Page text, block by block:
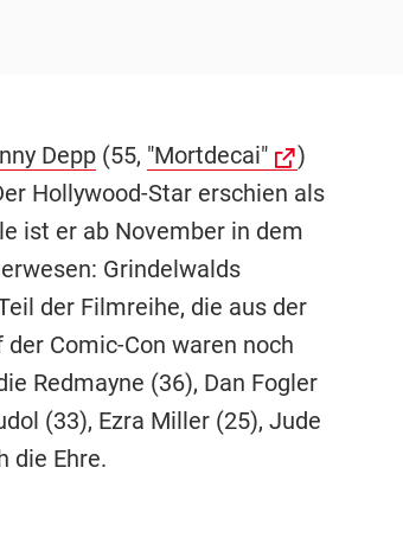
Depp(55, "Mortdecai"
)
Hollywood-Star erschien als
ist er ab November in dem
Grindelwalds
der Filmreihe, die aus der
Comic-Con waren noch
Redmayne (36), Dan Fogler
(33), Ezra Miller (25), Jude
die Ehre.